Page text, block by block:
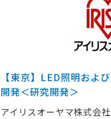
【東京】LED照明およ
開発＜研究開発＞
アイリスオーヤマ株式会社